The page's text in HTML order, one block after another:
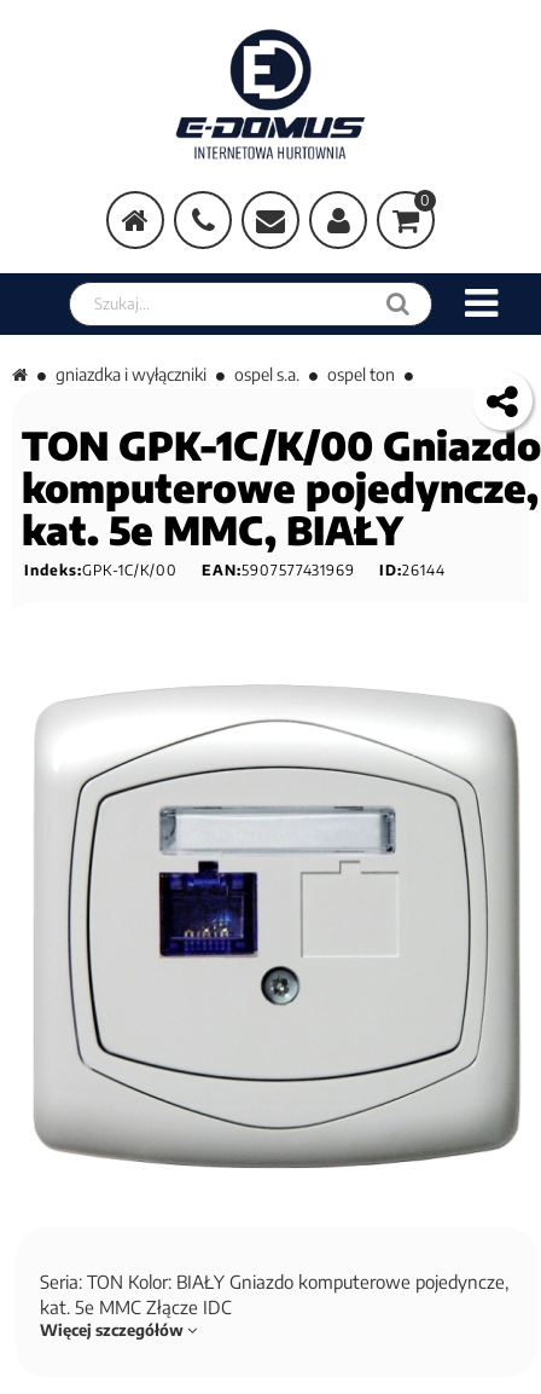
0
Szukaj w sklepie
gniazdka i wyłączniki ospel s.a. ospel ton
TON GPK-1C/K/00 Gniazdo
komputerowe pojedyncze,
kat. 5e MMC, BIAŁY
Indeks:GPK-1C/K/00 EAN:5907577431969 ID:26144
Seria: TON Kolor: BIAŁY Gniazdo komputerowe pojedyncze,
kat. 5e MMC Złącze IDC
Więcej szczegółów